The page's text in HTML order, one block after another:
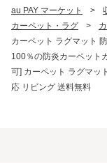
au PAY マーケット >
カーペット・ラグ
>
カーペット ラグマット
100％の防炎カーペット
可] カーペット ラグマッ
応 リビング 送料無料